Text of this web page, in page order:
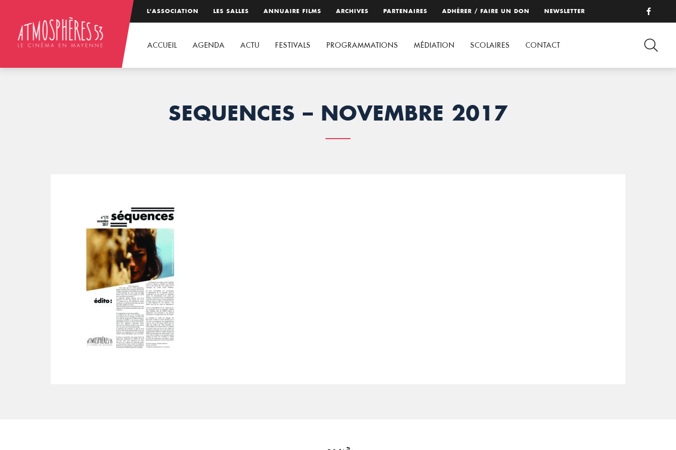
L’ASSOCIATION LES SALLES ANNUAIRE FILMS ARCHIVES PARTENAIRES ADHÉRER / FAIRE UN DON NEWSLETTER
ACCUEIL AGENDA ACTU FESTIVALS PROGRAMMATIONS MÉDIATION SCOLAIRES CONTACT
SEQUENCES – NOVEMBRE 2017